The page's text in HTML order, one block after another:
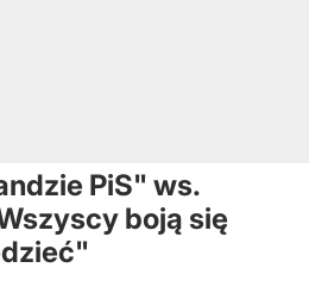
PiS" ws.
boją się